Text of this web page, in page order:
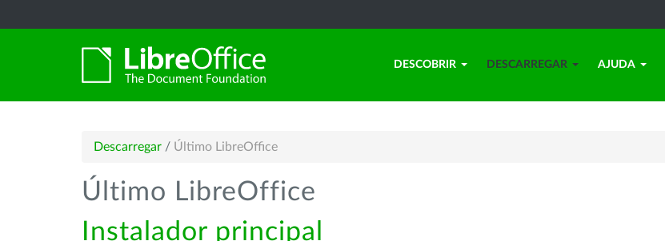
DESCOBRIR DESCARREGAR AJUDA
Descarregar / Último LibreOffice
Último LibreOffice
Instalador principal